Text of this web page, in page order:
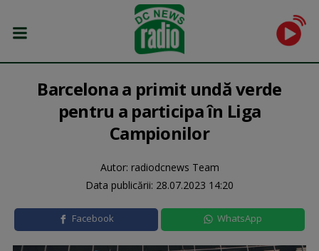
Barcelona a primit undă verde
pentru a participa în Liga
Campionilor
Autor: radiodcnews Team
Data publicării: 28.07.2023 14:20
Facebook WhatsApp